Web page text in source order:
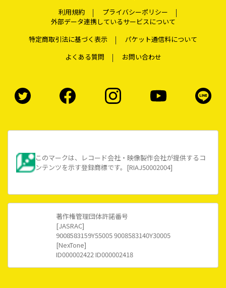
利用規約
プライバシーポリシー
外部データ連携しているサービスについて
特定商取引法に基づく表示
パケット通信料について
よくある質問
お問い合わせ
このマークは、レコード会社・映像製作会社が提供するコ
ンテンツを示す登録商標です。[RIAJ50002004]
著作権管理団体許諾番号
[JASRAC]
9008583159Y55005 9008583140Y30005
[NexTone]
ID000002422 ID000002418